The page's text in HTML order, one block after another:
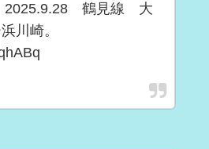
2025.9.28 鶴見線 大
川崎。